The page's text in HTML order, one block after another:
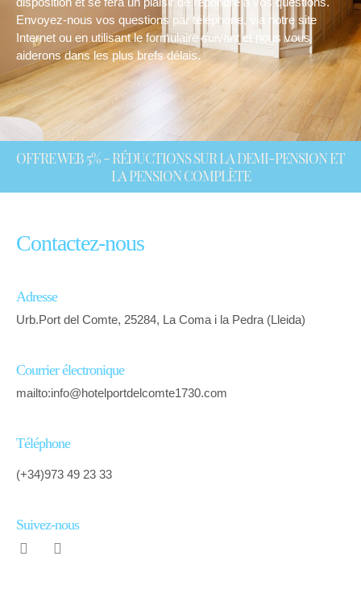
Envoyez-nous vos questions par téléphone, via notre site
Internet ou en utilisant le formulaire suivant et nous vous
aiderons dans les plus brefs délais.
OFFRE WEB 5% - RÉDUCTIONS SUR LA DEMI-PENSION ET
LA PENSION COMPLÈTE
Contactez-nous
Adresse
Urb.Port del Comte, 25284, La Coma i la Pedra (Lleida)
Courrier électronique
mailto:info@hotelportdelcomte1730.com
Téléphone
(+34)973 49 23 33
Suivez-nous
I
F